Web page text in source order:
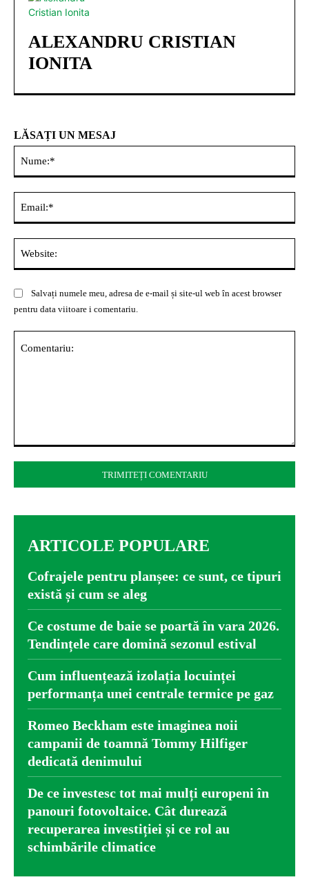
ALEXANDRU CRISTIAN
IONITA
LĂSAȚI UN MESAJ
Salvați numele meu, adresa de e-mail și site-ul web în acest browser
pentru data viitoare i comentariu.
ARTICOLE POPULARE
Cofrajele pentru planșee: ce sunt, ce tipuri
există și cum se aleg
Ce costume de baie se poartă în vara 2026.
Tendințele care domină sezonul estival
Cum influențează izolația locuinței
performanța unei centrale termice pe gaz
Romeo Beckham este imaginea noii
campanii de toamnă Tommy Hilfiger
dedicată denimului
De ce investesc tot mai mulți europeni în
panouri fotovoltaice. Cât durează
recuperarea investiției și ce rol au
schimbările climatice